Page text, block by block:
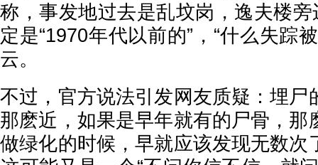
称，事发地过去是乱坟岗，逸夫楼旁
定是“1970年代以前的”，“什么失踪
云。
不过，官方说法引发网友质疑：埋尸
那麽近，如果是早年就有的尸骨，那
做绿化的时候，早就应该发现无数次